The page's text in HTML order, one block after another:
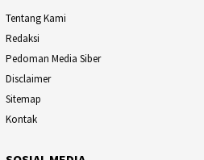
Tentang Kami
Redaksi
Pedoman Media Siber
Disclaimer
Sitemap
Kontak